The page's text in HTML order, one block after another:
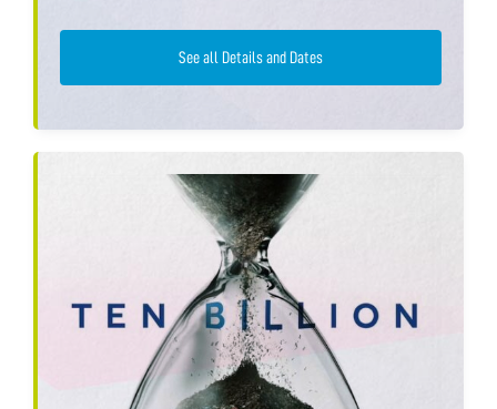
See all Details and Dates